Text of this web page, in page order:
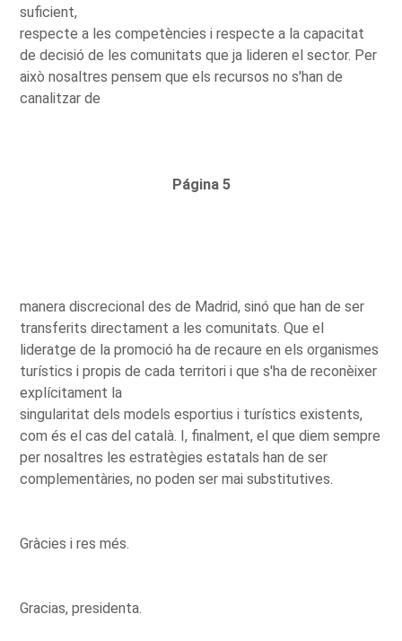
suficient,
respecte a les competències i respecte a la capacitat
de decisió de les comunitats que ja lideren el sector. Per
això nosaltres pensem que els recursos no s'han de
canalitzar de
Página 5
manera discrecional des de Madrid, sinó que han de ser
transferits directament a les comunitats. Que el
lideratge de la promoció ha de recaure en els organismes
turístics i propis de cada territori i que s'ha de reconèixer
explícitament la
singularitat dels models esportius i turístics existents,
com és el cas del català. I, finalment, el que diem sempre
per nosaltres les estratègies estatals han de ser
complementàries, no poden ser mai substitutives.
Gràcies i res més.
Gracias, presidenta.